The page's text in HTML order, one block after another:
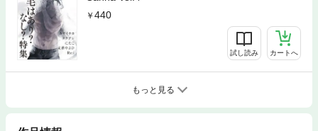
440
試し読み カートへ
もっと見る